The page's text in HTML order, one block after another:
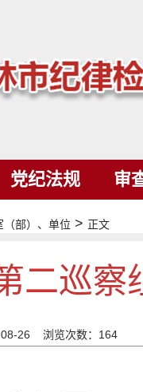
党纪法规 审
（部）、单位 > 正文
二巡察
26 浏览次数： 164